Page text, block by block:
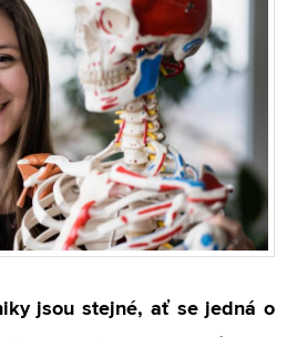
jsou stejné, ať se jedná o